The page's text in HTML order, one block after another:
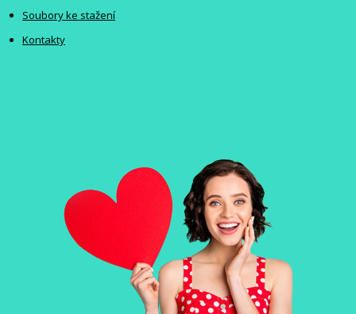
Soubory ke stažení
Kontakty